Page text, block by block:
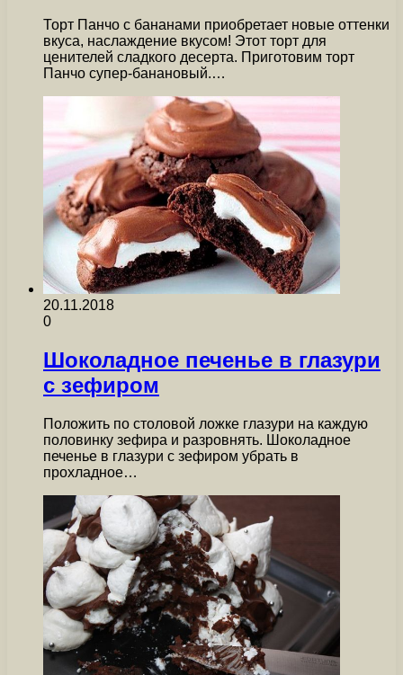
Торт Панчо с бананами приобретает новые оттенки
вкуса, наслаждение вкусом! Этот торт для
ценителей сладкого десерта. Приготовим торт
Панчо супер-банановый.…
20.11.2018
0
Шоколадное печенье в глазури
с зефиром
Положить по столовой ложке глазури на каждую
половинку зефира и разровнять. Шоколадное
печенье в глазури с зефиром убрать в
прохладное…